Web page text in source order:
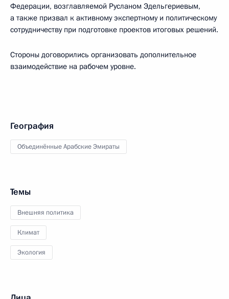
Федерации, возглавляемой Русланом Эдельгериевым,
а также призвал к активному экспертному и политическому
сотрудничеству при подготовке проектов итоговых решений.
Стороны договорились организовать дополнительное
взаимодействие на рабочем уровне.
География
Объединённые Арабские Эмираты
Темы
Внешняя политика
Климат
Экология